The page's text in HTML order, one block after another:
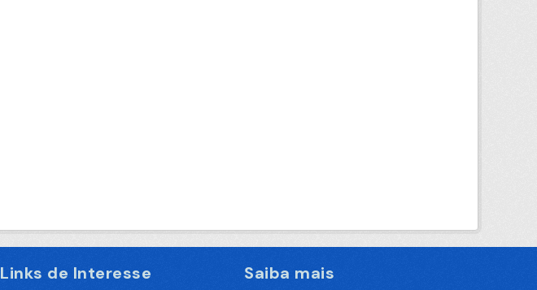
Links de Interesse Saiba mais